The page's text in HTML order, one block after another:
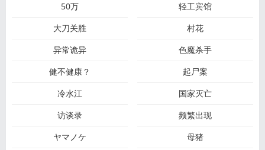
50万
轻工宾馆
大刀关胜
村花
异常诡异
色魔杀手
健不健康？
起尸案
冷水江
国家灭亡
访谈录
频繁出现
ヤマノケ
母猪